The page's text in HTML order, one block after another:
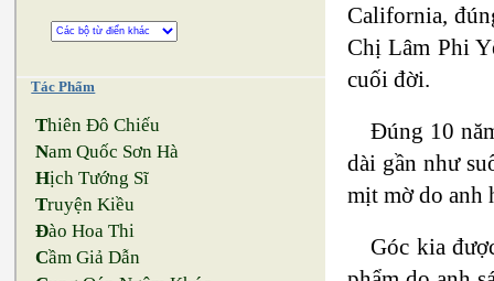
Tác Phẩm
Thiên Đô Chiếu
Nam Quốc Sơn Hà
Hịch Tướng Sĩ
Truyện Kiều
Đào Hoa Thi
Cầm Giả Dẫn
California,
Chị Lâm Phi
cuối đời.
Đúng 10
dài gần như
mịt mờ do anh
Góc kia